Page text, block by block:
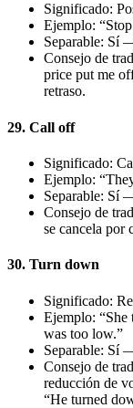
Significado:
Ejemplo:
Separable: Sí
Consejo de
price put me
retraso.
29. Call off
Significado:
Ejemplo:
Separable: Sí
Consejo de
se cancela por
30. Turn down
Significado:
Ejemplo: “She
was too low.”
Separable: Sí
Consejo de
reducción de
“He turned